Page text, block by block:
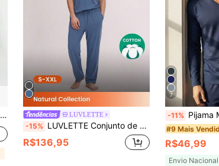
LUVLETTE
-15% LUVLETTE Conjunto de Pijama Azul Masculino 100% Algodão Camiseta Henley com Botões Gola Redonda Manga Curta & Calça Longa Perna Reta com Bolso Básico Conforto Roupa de Descanso
R$136,95
7
-11% Pijama Masculino
#9 Mais
R$46,99
Envio Nacional